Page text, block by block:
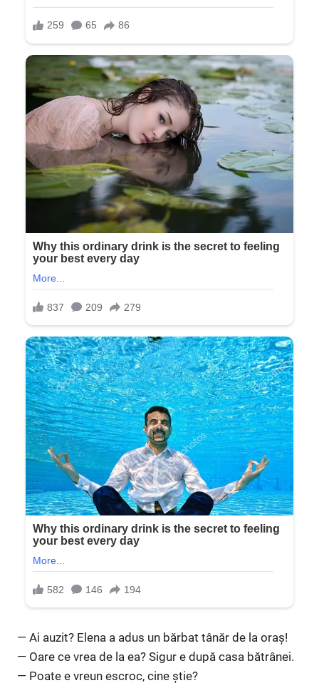
— Ai auzit? Elena a adus un bărbat tânăr de la oraș!
— Oare ce vrea de la ea? Sigur e după casa bătrânei.
— Poate e vreun escroc, cine știe?